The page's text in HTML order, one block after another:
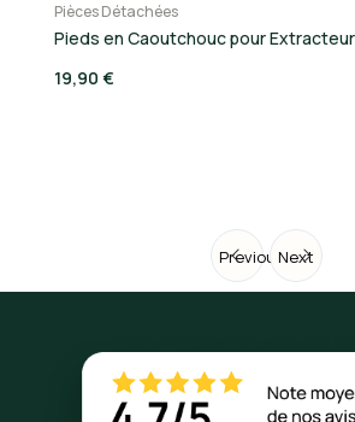
Previous
Pièces Détachées
Pieds en Caoutchouc pour
19,90 €
Next